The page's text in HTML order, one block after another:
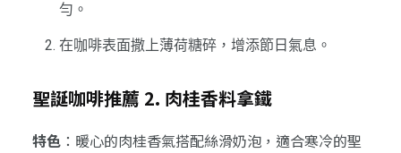
勻。
在咖啡表面撒上薄荷糖碎，增添節日氣息。
聖誕咖啡推薦 2. 肉桂香料拿鐵
特色：暖心的肉桂香氣搭配絲滑奶泡，適合寒冷的聖